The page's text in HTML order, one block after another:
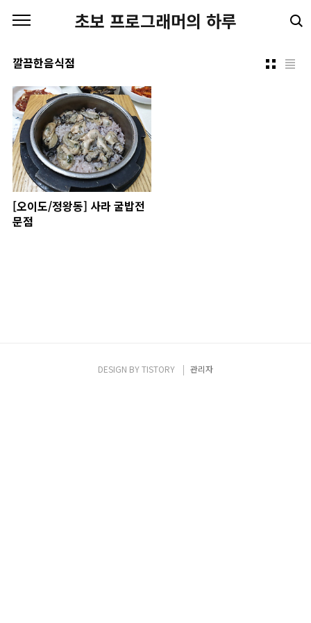
초보 프로그래머의 하루
깔끔한음식점
[오이도/정왕동] 사라 굴밥전
문점
DESIGN BYTISTORY 관리자